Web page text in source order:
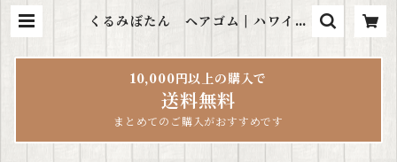
くるみぼたん ヘアゴム | ハワイ雑
10,000円以上の購入で
送料無料
まとめてのご購入がおすすめです